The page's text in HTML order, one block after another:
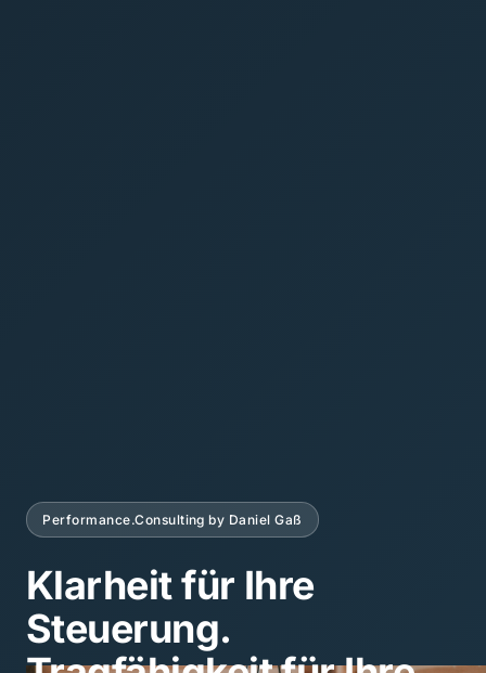
Performance.Consulting by Daniel Gaß
Klarheit für Ihre
Steuerung.